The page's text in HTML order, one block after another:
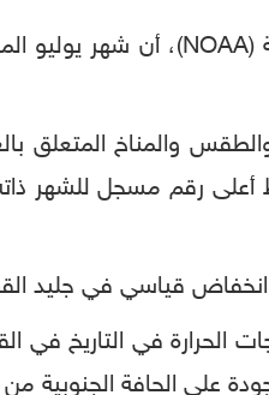
انخفاض قياسي في جليد